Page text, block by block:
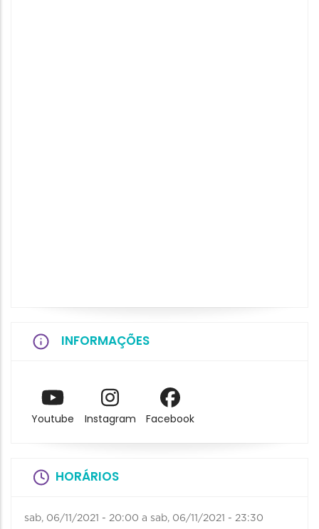
INFORMAÇÕES
Youtube Instagram Facebook
HORÁRIOS
sab, 06/11/2021 - 20:00 a sab, 06/11/2021 - 23:30